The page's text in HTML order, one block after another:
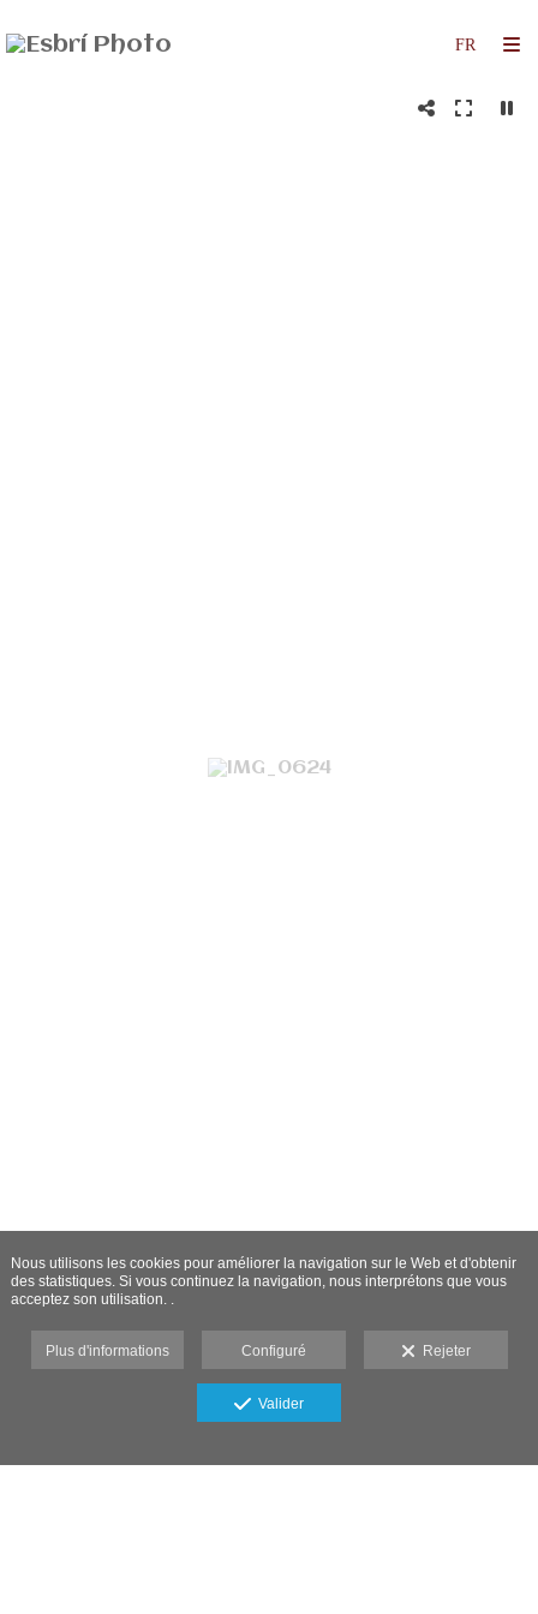
Nous utilisons les cookies pour améliorer la navigation sur le Web et d'obtenir
des statistiques. Si vous continuez la navigation, nous interprétons que vous
acceptez son utilisation. .
Plus d'informations Configuré Rejeter
Valider